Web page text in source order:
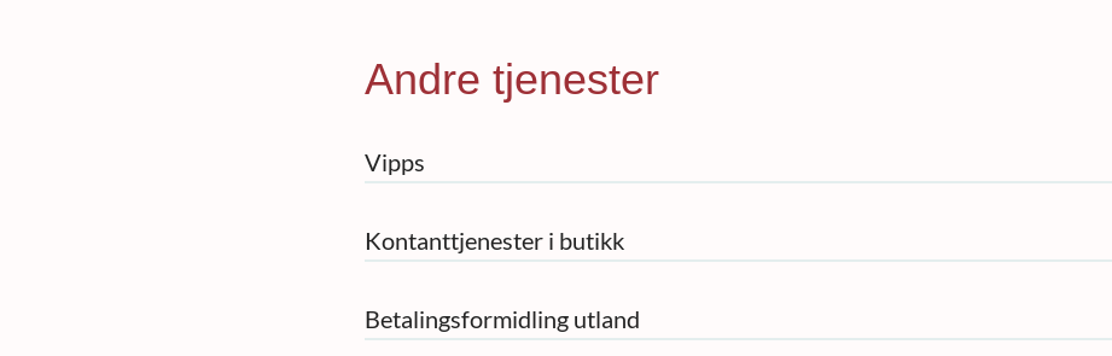
Andre tjenester
Vipps
Kontanttjenester i butikk
Betalingsformidling utland